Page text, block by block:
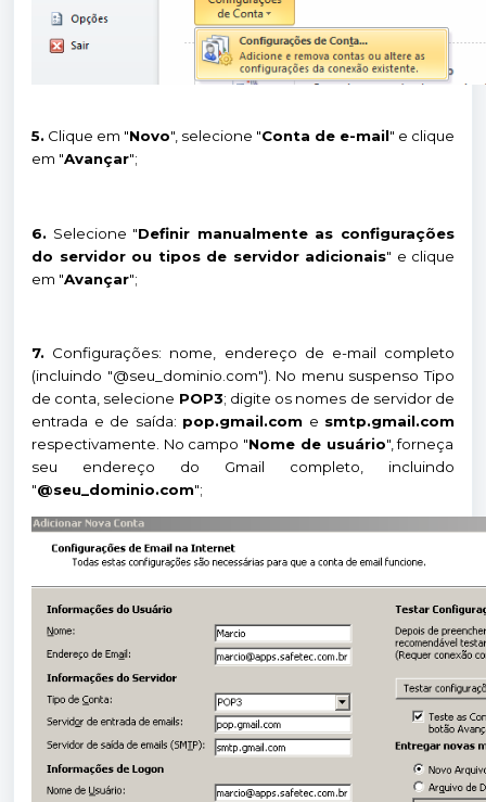
5. Clique em "Novo", selecione "Conta de e-mail" e clique
em "Avançar";
6. Selecione "Definir manualmente as configurações
do servidor ou tipos de servidor adicionais" e clique
em "Avançar";
7. Configurações: nome, endereço de e-mail completo
(incluindo "@seu_dominio.com"). No menu suspenso Tipo
de conta, selecione POP3; digite os nomes de servidor de
entrada e de saída: pop.gmail.com e smtp.gmail.com
respectivamente. No campo "Nome de usuário", forneça
seu endereço do Gmail completo, incluindo
"@seu_dominio.com";